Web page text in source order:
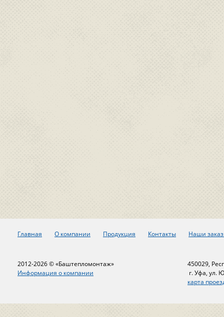
Главная О компании Продукция Контакты Наши
2012-2026 © «Баштепломонтаж»
Информация о компании
450029,
г. Уфа, ул.
карта